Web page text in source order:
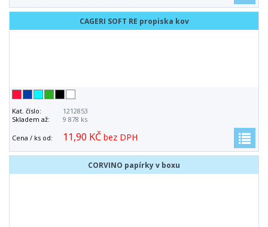
CAGERI SOFT RE propiska kov
Kat. číslo:
1212853
Skladem až:
9 878 ks
Cena / ks od: 11,90 KČ bez DPH
CORVINO papírky v boxu